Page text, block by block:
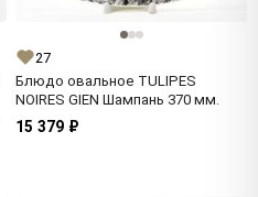
27
Блюдо овальное TULIPES
NOIRES GIEN Шампань 370 мм.
15 379 ₽